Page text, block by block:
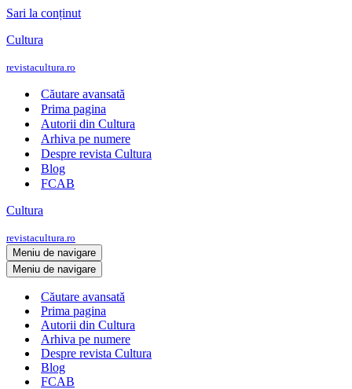
Sari la conținut
Cultura
revistacultura.ro
Căutare avansată
Prima pagina
Autorii din Cultura
Arhiva pe numere
Despre revista Cultura
Blog
FCAB
Cultura
revistacultura.ro
Meniu de navigare
Meniu de navigare
Căutare avansată
Prima pagina
Autorii din Cultura
Arhiva pe numere
Despre revista Cultura
Blog
FCAB